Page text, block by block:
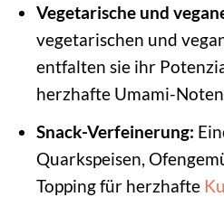
Vegetarische und
vegetarischen und
entfalten sie ihr
herzhafte Umami-
Snack-Verfeinerung:
Quarkspeisen,
Topping für herzhafte